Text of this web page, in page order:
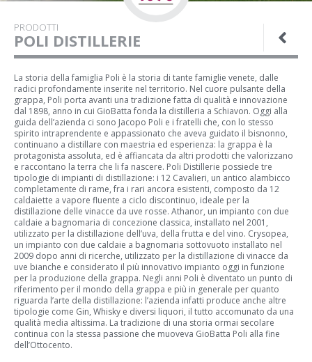
PRODOTTI
POLI DISTILLERIE
La storia della famiglia Poli è la storia di tante famiglie venete, dalle
radici profondamente inserite nel territorio. Nel cuore pulsante della
grappa, Poli porta avanti una tradizione fatta di qualità e innovazione
dal 1898, anno in cui GioBatta fonda la distilleria a Schiavon. Oggi alla
guida dell’azienda ci sono Jacopo Poli e i fratelli che, con lo stesso
spirito intraprendente e appassionato che aveva guidato il bisnonno,
continuano a distillare con maestria ed esperienza: la grappa è la
protagonista assoluta, ed è affiancata da altri prodotti che valorizzano
e raccontano la terra che li fa nascere. Poli Distillerie possiede tre
tipologie di impianti di distillazione: i 12 Cavalieri, un antico alambicco
completamente di rame, fra i rari ancora esistenti, composto da 12
caldaiette a vapore fluente a ciclo discontinuo, ideale per la
distillazione delle vinacce da uve rosse. Athanor, un impianto con due
caldaie a bagnomaria di concezione classica, installato nel 2001,
utilizzato per la distillazione dell’uva, della frutta e del vino. Crysopea,
un impianto con due caldaie a bagnomaria sottovuoto installato nel
2009 dopo anni di ricerche, utilizzato per la distillazione di vinacce da
uve bianche e considerato il più innovativo impianto oggi in funzione
per la produzione della grappa. Negli anni Poli è diventato un punto di
riferimento per il mondo della grappa e più in generale per quanto
riguarda l’arte della distillazione: l’azienda infatti produce anche altre
tipologie come Gin, Whisky e diversi liquori, il tutto accomunato da una
qualità media altissima. La tradizione di una storia ormai secolare
continua con la stessa passione che muoveva GioBatta Poli alla fine
dell’Ottocento.